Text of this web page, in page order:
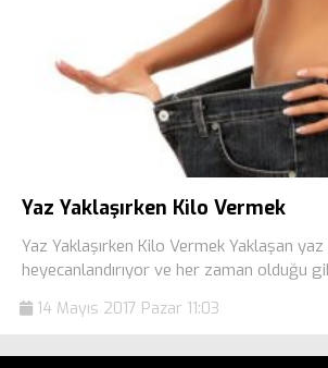
Yaz Yaklaşırken Kilo Vermek
Yaz Yaklaşırken Kilo Vermek Yaklaşan
heyecanlandırıyor ve her zaman olduğu
14 Mayıs 2017 Pazar 11:03